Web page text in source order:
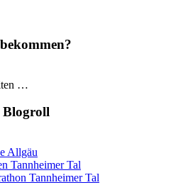
…
Blogroll
Allgäu
Tannheimer Tal
Tannheimer Tal